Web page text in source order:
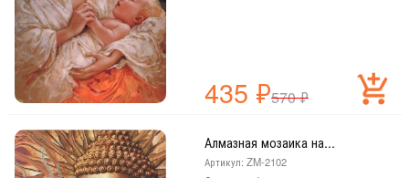
435 ₽570₽
Алмазная мозаика на...
Артикул: ZM-2102